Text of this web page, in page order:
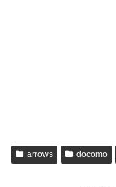
arrows docomo